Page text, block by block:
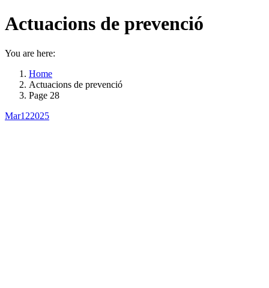
Actuacions de prevenció
You are here:
Home
Actuacions de prevenció
Page 28
Mar122025